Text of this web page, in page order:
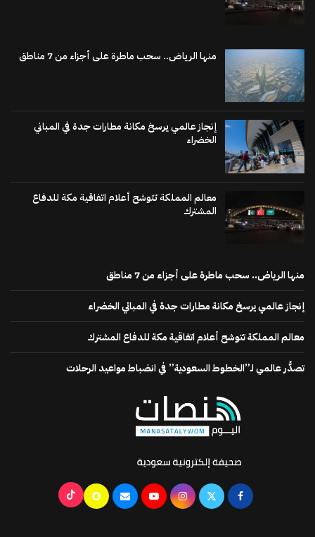
منها الرياض.. سحب ماطرة على أجزاء من 7 مناطق
إنجاز عالمي يرسخ مكانة مطارات جدة في المباني
الخضراء
معالم المملكة تتوشح أعلام اتفاقية مكة للدفاع
المشترك
منها الرياض.. سحب ماطرة على أجزاء من 7 مناطق
إنجاز عالمي يرسخ مكانة مطارات جدة في المباني الخضراء
معالم المملكة تتوشح أعلام اتفاقية مكة للدفاع المشترك
تصدُّر عالمي لـ”الخطوط السعودية” في انضباط مواعيد الرحلات